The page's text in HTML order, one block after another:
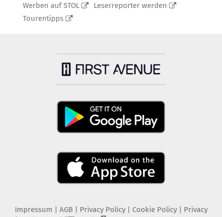
Werben auf STOL
Leserreporter werden
Tourentipps
Impressum AGB Privacy Policy| Cookie Policy| Privacy